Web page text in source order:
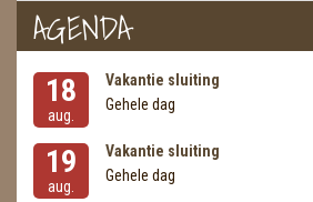
AGENDA
18
aug.
Vakantie sluiting
Gehele dag
19
aug.
Vakantie sluiting
Gehele dag